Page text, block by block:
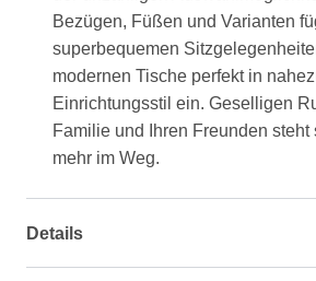
Bezügen, Füßen und Varianten
superbequemen
modernen Tische perfekt in
Einrichtungsstil ein. Geselligen
Familie und Ihren Freunden steht
mehr im Weg.
Details